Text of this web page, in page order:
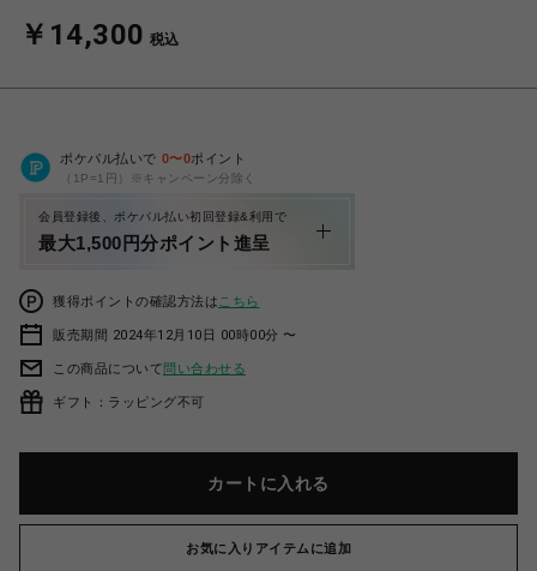
￥14,300 税込
ポケパル払いで 0〜0ポイント
（1P=1円）※キャンペーン分除く
会員登録後、ポケパル払い初回登録&利用で
最大1,500円分ポイント進呈
獲得ポイントの確認方法は こちら
販売期間 2024年12月10日 00時00分 〜
この商品について問い合わせる
ギフト：ラッピング不可
カートに入れる
お気に入りアイテムに追加